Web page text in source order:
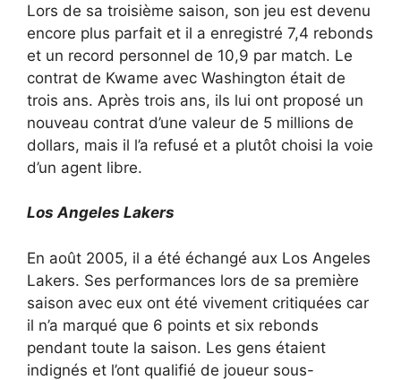
Lors de sa troisième saison, son jeu est devenu
encore plus parfait et il a enregistré 7,4 rebonds
et un record personnel de 10,9 par match. Le
contrat de Kwame avec Washington était de
trois ans. Après trois ans, ils lui ont proposé un
nouveau contrat d’une valeur de 5 millions de
dollars, mais il l’a refusé et a plutôt choisi la voie
d’un agent libre.
Los Angeles Lakers
En août 2005, il a été échangé aux Los Angeles
Lakers. Ses performances lors de sa première
saison avec eux ont été vivement critiquées car
il n’a marqué que 6 points et six rebonds
pendant toute la saison. Les gens étaient
indignés et l’ont qualifié de joueur sous-